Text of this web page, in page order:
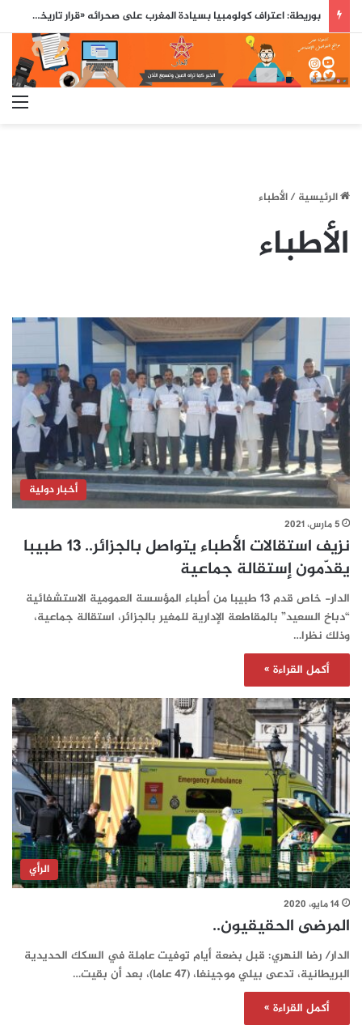
نائب رئيس كولومبيا: المغرب حليفنا الرئيسي في إفريقيا ونعمل على بناء شراكة استراتيجية معه
الرئيسية/الأطباء
الأطباء
أخبار دولية
5 مارس، 2021
نزيف استقالات الأطباء يتواصل بالجزائر.. 13 طبيبا
يقدّمون إستقالة جماعية
الدار- خاص قدم 13 طبيبا من أطباء المؤسسة العمومية الاستشفائية
“دباخ السعيد” بالمقاطعة الإدارية للمغير بالجزائر، استقالة جماعية،
وذلك نظرا…
أكمل القراءة »
الرأي
14 مايو، 2020
المرضى الحقيقيون..
الدار/ رضا النهري: قبل بضعة أيام توفيت عاملة في السكك الحديدية
البريطانية، تدعى بيلي موجينغا، (47 عاما)، بعد أن بقيت…
أكمل القراءة »